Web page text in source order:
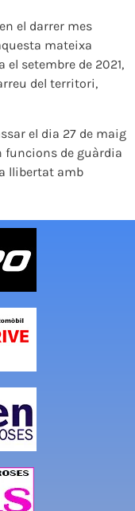
el darrer mes
mateixa
el setembre de 2021,
del territori,
el dia 27 de maig
funcions de guàrdia
llibertat amb